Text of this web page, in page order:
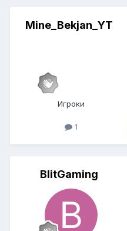
Mine_Bekjan_YT
Игроки
1
BlitGaming